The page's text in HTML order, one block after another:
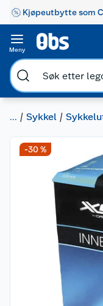
Kjøpeutbytte som
Meny
... Sykkel
-30 %